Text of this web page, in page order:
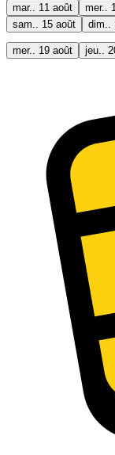
mar.. 11 août mer..
sam.. 15 août
dim..
mer.. 19 août jeu..